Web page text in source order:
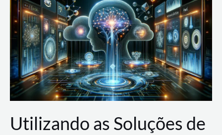
AWS
Utilizando as Soluções de